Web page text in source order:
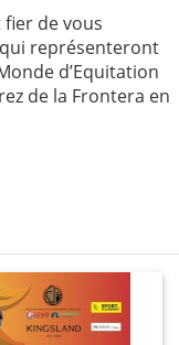
fier de vous
représenteront
d’Equitation
de la Frontera en